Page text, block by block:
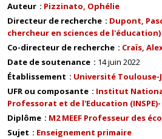
Auteur
Pizzinato, Ophélie
Directeur de recherche
Dupont,
chercheur en sciences de l'éducation)
Co-directeur de recherche
Craïs,
Date de soutenance
14 juin 2022
Établissement
Université Toulouse-
UFR ou composante
Institut
Professorat et de l'Education
Diplôme
M2 MEEF Professeur des
Sujet
Enseignement primaire